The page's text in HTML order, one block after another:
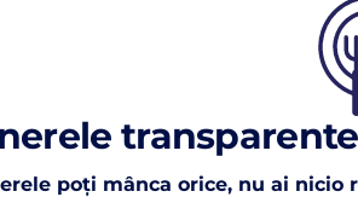
poți mânca orice, nu ai nicio